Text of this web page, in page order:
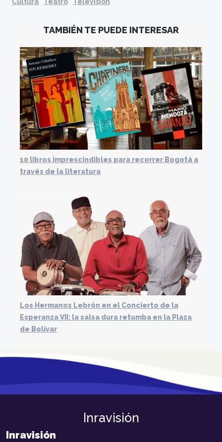
Cultura Teatro Televisión
TAMBIÉN TE PUEDE INTERESAR
10 libros imprescindibles para recorrer Bogotá a
través de la literatura
Los Hermanos Lebrón en el Concierto de la
Esperanza VII: la salsa dura retumba en la Plaza
de Bolívar
Inravisión
Inravisión